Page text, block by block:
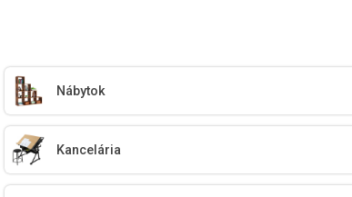
Nábytok
Kancelária